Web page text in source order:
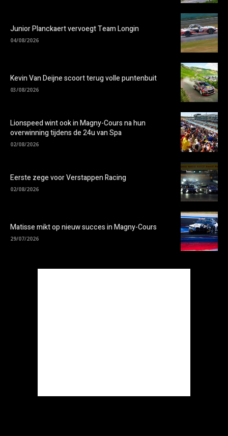
Junior Planckaert vervoegt Team Longin
04/08/2026
Kevin Van Deijne scoort terug volle puntenbuit
03/08/2026
Lionspeed wint ook in Magny-Cours na hun
overwinning tijdens de 24u van Spa
02/08/2026
Eerste zege voor Verstappen Racing
02/08/2026
Matisse mikt op nieuw succes in Magny-Cours
29/07/2026